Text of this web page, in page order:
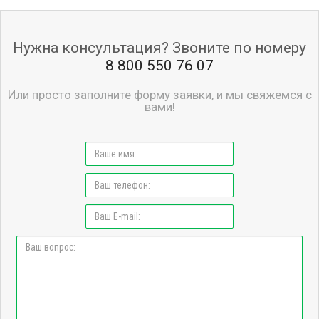
Нужна консультация? Звоните по номеру
8 800 550 76 07
Или просто заполните форму заявки, и мы свяжемся с
вами!